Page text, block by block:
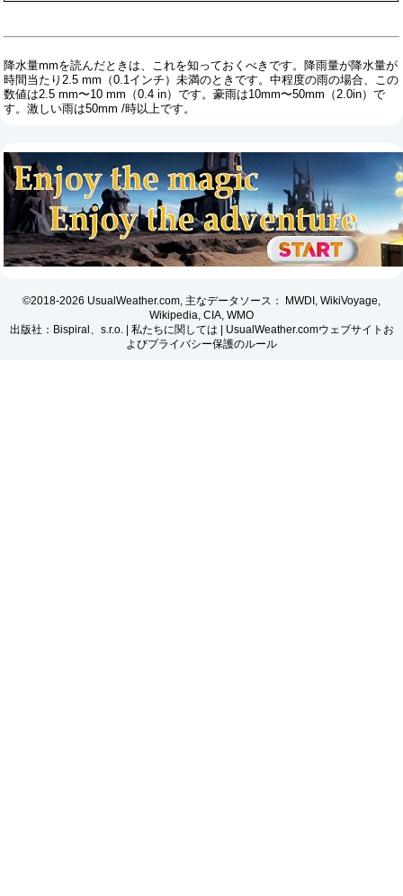
降水量mmを読んだときは、これを知っておくべきです。降雨量が降水量が
時間当たり2.5 mm（0.1インチ）未満のときです。中程度の雨の場合、この
数値は2.5 mm〜10 mm（0.4 in）です。豪雨は10mm〜50mm（2.0in）で
す。激しい雨は50mm /時以上です。
©2018-2026 UsualWeather.com, 主なデータソース： MWDI, WikiVoyage,
Wikipedia, CIA, WMO
出版社：Bispiral、s.r.o. | 私たちに関しては | UsualWeather.comウェブサイトお
よびプライバシー保護のルール